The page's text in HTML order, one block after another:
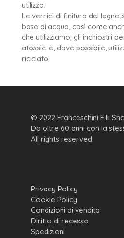
utilizza.
Le vernici di finitura del legno
base di acqua, così come
che utilizziamo; gli inchiostri
atossici e, dove possibile,
riciclato.
© 2022 Franceschini F.lli Snc
Da oltre 60 anni con la
All rights reserved.
Privacy Policy
Cookie Policy
Condizioni di vendita
Diritto di recesso
Spedizioni